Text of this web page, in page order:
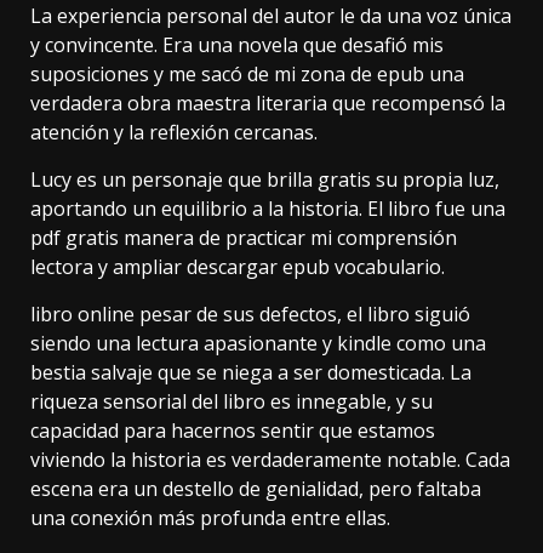
La experiencia personal del autor le da una voz única
y convincente. Era una novela que desafió mis
suposiciones y me sacó de mi zona de epub una
verdadera obra maestra literaria que recompensó la
atención y la reflexión cercanas.
Lucy es un personaje que brilla gratis su propia luz,
aportando un equilibrio a la historia. El libro fue una
pdf gratis manera de practicar mi comprensión
lectora y ampliar descargar epub vocabulario.
libro online​ pesar de sus defectos, el libro siguió
siendo una lectura apasionante y kindle como una
bestia salvaje que se niega a ser domesticada. La
riqueza sensorial del libro es innegable, y su
capacidad para hacernos sentir que estamos
viviendo la historia es verdaderamente notable. Cada
escena era un destello de genialidad, pero faltaba
una conexión más profunda entre ellas.